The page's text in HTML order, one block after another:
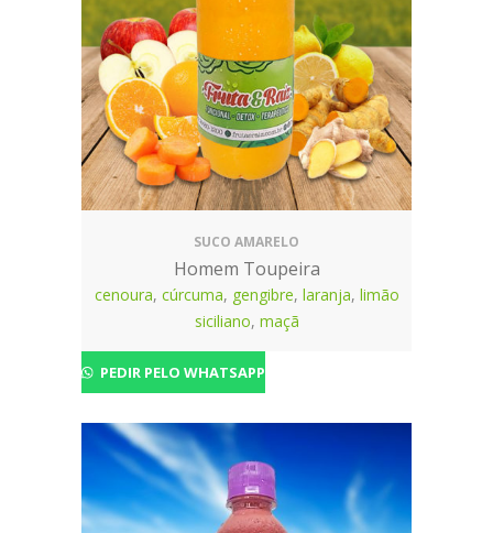
SUCO AMARELO
Homem Toupeira
cenoura, cúrcuma, gengibre, laranja, limão
siciliano, maçã
PEDIR PELO WHATSAPP